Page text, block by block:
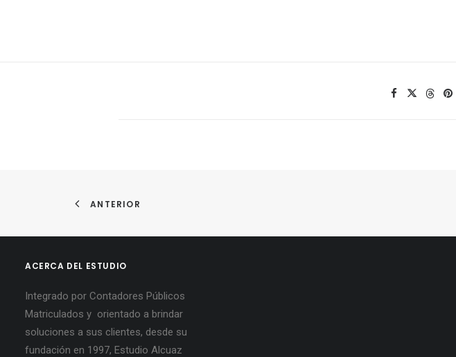
ANTERIOR
ACERCA DEL ESTUDIO
Integrado por Contadores Públicos
Matriculados y orientado a brindar
soluciones a sus clientes, desde su
fundación en 1997, Estudio Alcuaz